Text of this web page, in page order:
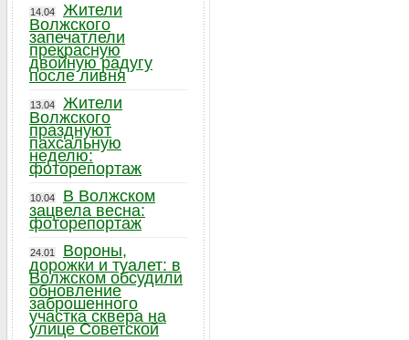
14.04
Жители
Волжского
запечатлели
прекрасную
двойную радугу
после ливня
13.04
Жители
Волжского
празднуют
пахсальную
неделю:
фоторепортаж
10.04
В Волжском
зацвела весна:
фоторепортаж
24.01
Вороны,
дорожки и туалет: в
Волжском обсудили
обновление
заброшенного
участка сквера на
улице Советской